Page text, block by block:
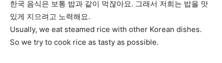
한국 음식은 보통 밥과 같이 먹잖아요. 그래서 저희는 밥을 맛
있게 지으려고 노력해요.
Usually, we eat steamed rice with other Korean dishes.
So we try to cook rice as tasty as possible.